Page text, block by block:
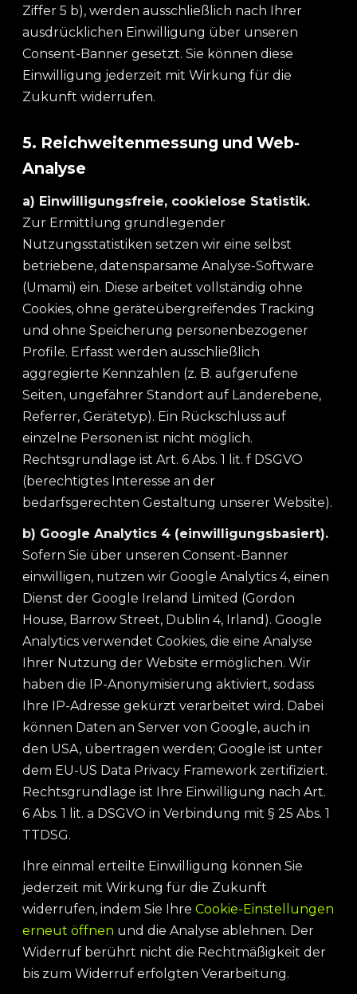
Ziffer 5 b), werden ausschließlich nach Ihrer
ausdrücklichen Einwilligung über unseren
Consent-Banner gesetzt. Sie können diese
Einwilligung jederzeit mit Wirkung für die
Zukunft widerrufen.
5. Reichweitenmessung und Web-
Analyse
a) Einwilligungsfreie, cookielose Statistik.
Zur Ermittlung grundlegender
Nutzungsstatistiken setzen wir eine selbst
betriebene, datensparsame Analyse-Software
(Umami) ein. Diese arbeitet vollständig ohne
Cookies, ohne geräteübergreifendes Tracking
und ohne Speicherung personenbezogener
Profile. Erfasst werden ausschließlich
aggregierte Kennzahlen (z. B. aufgerufene
Seiten, ungefährer Standort auf Länderebene,
Referrer, Gerätetyp). Ein Rückschluss auf
einzelne Personen ist nicht möglich.
Rechtsgrundlage ist Art. 6 Abs. 1 lit. f DSGVO
(berechtigtes Interesse an der
bedarfsgerechten Gestaltung unserer Website).
b) Google Analytics 4 (einwilligungsbasiert).
Sofern Sie über unseren Consent-Banner
einwilligen, nutzen wir Google Analytics 4, einen
Dienst der Google Ireland Limited (Gordon
House, Barrow Street, Dublin 4, Irland). Google
Analytics verwendet Cookies, die eine Analyse
Ihrer Nutzung der Website ermöglichen. Wir
haben die IP-Anonymisierung aktiviert, sodass
Ihre IP-Adresse gekürzt verarbeitet wird. Dabei
können Daten an Server von Google, auch in
den USA, übertragen werden; Google ist unter
dem EU-US Data Privacy Framework zertifiziert.
Rechtsgrundlage ist Ihre Einwilligung nach Art.
6 Abs. 1 lit. a DSGVO in Verbindung mit § 25 Abs. 1
TTDSG.
Ihre einmal erteilte Einwilligung können Sie
jederzeit mit Wirkung für die Zukunft
widerrufen, indem Sie Ihre Cookie-Einstellungen
erneut öffnen und die Analyse ablehnen. Der
Widerruf berührt nicht die Rechtmäßigkeit der
bis zum Widerruf erfolgten Verarbeitung.